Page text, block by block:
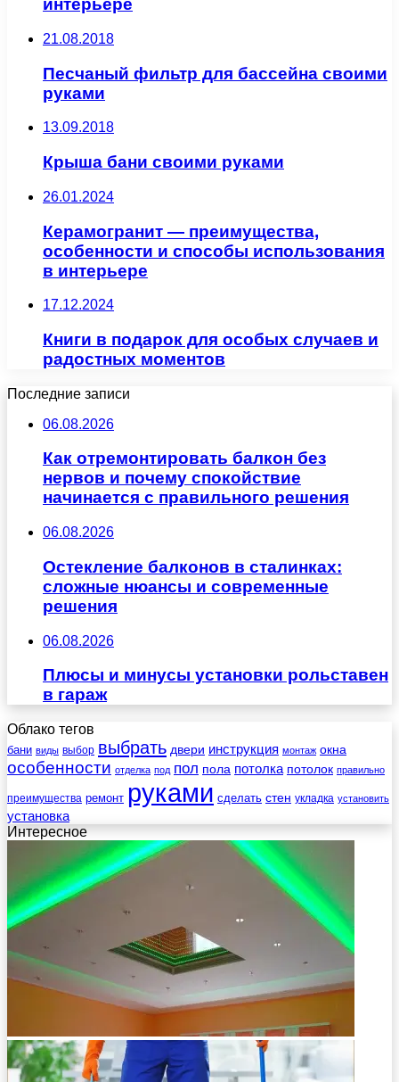
интерьере
21.08.2018
Песчаный фильтр для бассейна своими
руками
13.09.2018
Крыша бани своими руками
26.01.2024
Керамогранит — преимущества,
особенности и способы использования
в интерьере
17.12.2024
Книги в подарок для особых случаев и
радостных моментов
Последние записи
06.08.2026
Как отремонтировать балкон без
нервов и почему спокойствие
начинается с правильного решения
06.08.2026
Остекление балконов в сталинках:
сложные нюансы и современные
решения
06.08.2026
Плюсы и минусы установки рольставен
в гараж
Облако тегов
бани виды выбор выбрать двери инструкция монтаж окна
особенности отделка под пол пола потолка потолок правильно
преимущества ремонт руками сделать стен укладка установить
установка
Интересное